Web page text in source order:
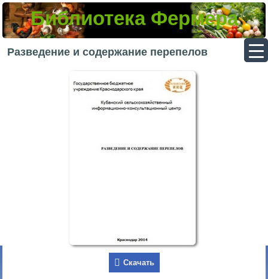
Библиотека Фермера
Разведение и содержание перепелов
Скачать